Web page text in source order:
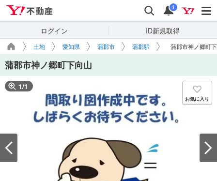
検索 通知
i
ログイン ID新規取得
土地 愛知県 蒲郡市 蒲郡駅 蒲郡市神ノ郷町
蒲郡市神ノ郷町下向山
1/1
お気に入り